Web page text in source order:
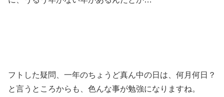
フトした疑問、一年のちょうど真ん中の日は、何月何日？
と言うところからも、色んな事が勉強になりますね。